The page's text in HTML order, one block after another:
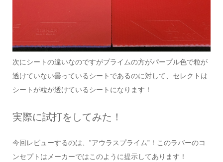
次にシートの違いなのですがプライムの方がパープル色で粒が
透けていない曇っているシートであるのに対して、セレクトは
シートが粒が透けているシートになります！
実際に試打をしてみた！
今回レビューするのは、”アウラスプライム”！このラバーのコ
ンセプトはメーカーではこのように提示してあります！